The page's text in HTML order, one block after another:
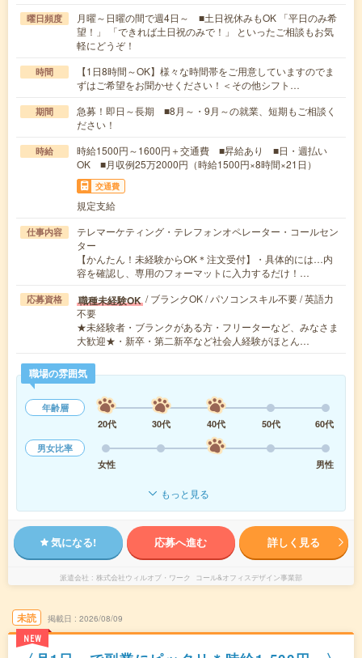
曜日頻度
月曜～日曜の間で週4日～ ■土日祝休みもOK 「平日のみ希
望！」 「できれば土日祝のみで！」 といったご相談もお気
軽にどうぞ！
時間
【1日8時間～OK】様々な時間帯をご用意していますのでま
ずはご希望をお聞かせください！＜その他シフト…
期間
急募！即日～長期 ■8月～・9月～の就業、短期もご相談く
ださい！
時給
時給1500円～1600円＋交通費 ■昇給あり ■日・週払い
OK ■月収例25万2000円（時給1500円×8時間×21日）
交通費
規定支給
仕事内容
テレマーケティング・テレフォンオペレーター・コールセン
ター
【かんたん！未経験からOK＊注文受付】・具体的には…内
容を確認し、専用のフォーマットに入力するだけ！…
応募資格 職種未経験OK / ブランクOK / パソコンスキル不要 / 英語力
不要
★未経験者・ブランクがある方・フリーターなど、みなさま
大歓迎★・新卒・第二新卒など社会人経験がほとん…
職場の雰囲気
年齢層
20代
30代 40代 50代
60代
男女比率
女性
男性
もっと見る
気になる! 応募へ進む 詳しく見る
派遣会社 株式会社ウィルオブ・ワーク コール&オフィスデザイン事業部
未読
NEW
掲載日 2026/08/09